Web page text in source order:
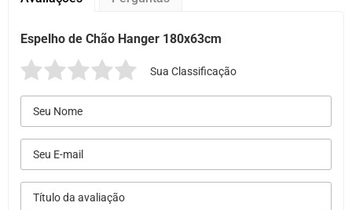
Espelho de Chão Hanger 180x63cm
Sua Classificação